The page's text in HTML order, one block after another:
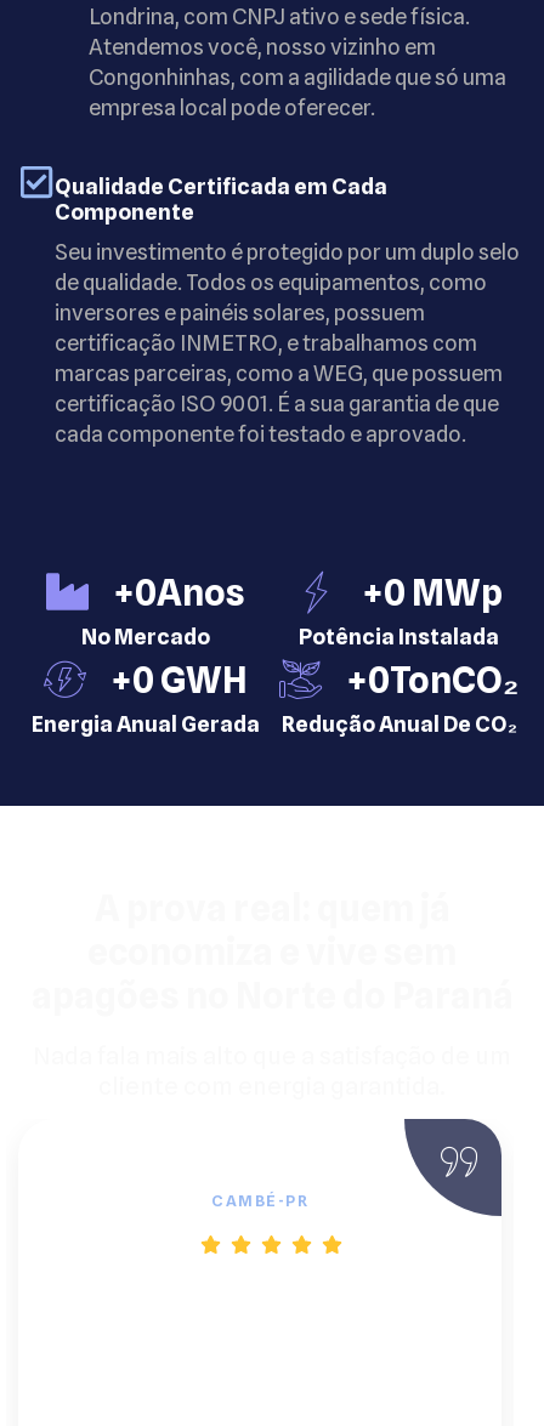
Londrina, com CNPJ ativo e sede física.
Atendemos você, nosso vizinho em
Congonhinhas, com a agilidade que só uma
empresa local pode oferecer.
Qualidade Certificada em Cada
Componente
Seu investimento é protegido por um duplo selo
de qualidade. Todos os equipamentos, como
inversores e painéis solares, possuem
certificação INMETRO, e trabalhamos com
marcas parceiras, como a WEG, que possuem
certificação ISO 9001. É a sua garantia de que
cada componente foi testado e aprovado.
+0Anos
No Mercado
+0 MWp
Potência Instalada
+0 GWH
Energia Anual Gerada
+0TonCO₂
Redução Anual De CO₂
CAMBÉ-PR